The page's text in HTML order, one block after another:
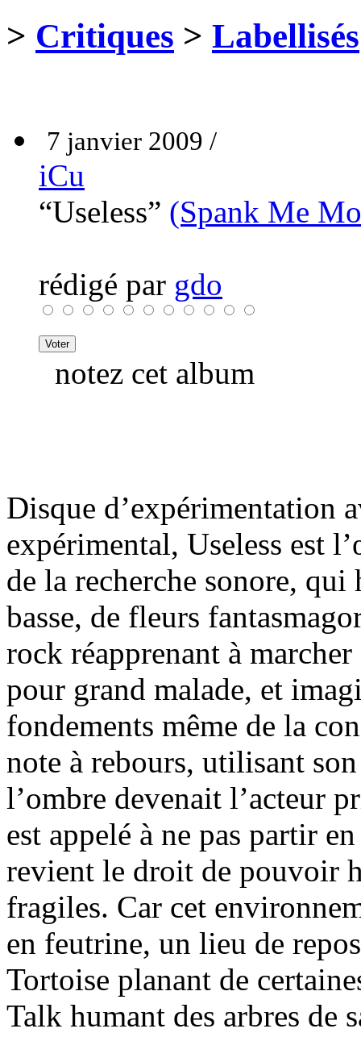
> Critiques > Labellisés
7 janvier 2009 /
iCu
“Useless” (Spank Me
rédigé par gdo
notez cet album
Disque d’expérimentation
expérimental, Useless est
de la recherche sonore, qui
basse, de fleurs
rock réapprenant à
pour grand malade, et
fondements même de la
note à rebours, utilisant
l’ombre devenait l’acteur
est appelé à ne pas partir
revient le droit de pouvoir
fragiles. Car cet
en feutrine, un lieu de
Tortoise planant de
Talk humant des arbres de